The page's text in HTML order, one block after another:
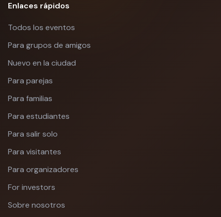
Enlaces rápidos
Todos los eventos
Para grupos de amigos
Nuevo en la ciudad
Para parejas
Para familias
Para estudiantes
Para salir solo
Para visitantes
Para organizadores
For investors
Sobre nosotros